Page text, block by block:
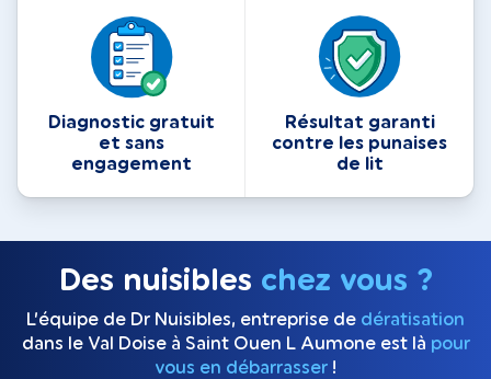
Diagnostic gratuit
et sans
engagement
Résultat garanti
contre les punaises
de lit
Des nuisibles chez vous ?
L’équipe de Dr Nuisibles, entreprise de dératisation
dans le Val Doise à Saint Ouen L Aumone est là pour
vous en débarrasser!